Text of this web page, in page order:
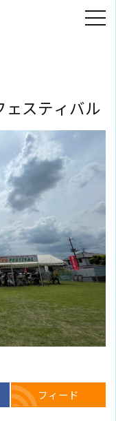
ェスティバル
フィード